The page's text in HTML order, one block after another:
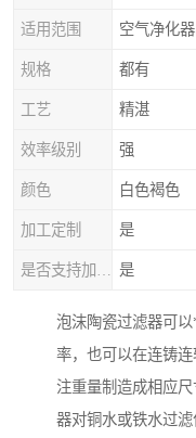
适用范围 空气净化
规格 都有
工艺 精湛
效率级别 强
颜色 白色褐色
加工定制 是
是
泡沫陶瓷过滤器可
率，也可以在连铸
注重量制造成相应
器对铜水或铁水过